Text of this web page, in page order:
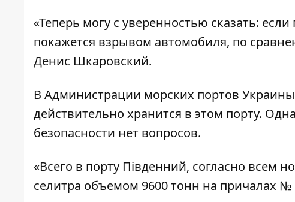
«Теперь могу с уверенностью сказать:
покажется взрывом автомобиля, по
Денис Шкаровский.
В Администрации морских портов
действительно хранится в этом порту.
безопасности нет вопросов.
«Всего в порту Південний, согласно всем
селитра объемом 9600 тонн на причалах